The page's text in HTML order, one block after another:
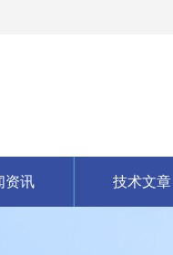
资讯 技术文章